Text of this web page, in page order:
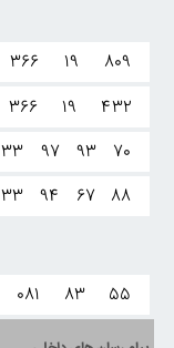
۳۶۶ ۱۹
۸۰۹
۳۶۶ ۱۹
۴۳۲
۳۳ ۹۷ ۹۳
۷۰
۳۳ ۹۴ ۶۷ ۸۸
۰۸۱ ۸۳ ۵۵